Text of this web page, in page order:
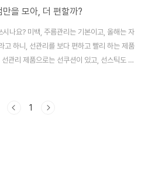
을 모아, 더 편할까?
나요? 미백, 주름관리는 기본이고, 올해는 자
고 하니, 선관리를 보다 편하고 빨리 하는 제품
관리 제품으로는 선쿠션이 있고, 선스틱도 있
크림보다 선쿠션이나 선스틱이 손에도 안 묻
놓은 엘로엘 선쿠션 스틱이 사람들에게 인기
기능성 화장품입니다. 이 제품은 선쿠션과 스
1